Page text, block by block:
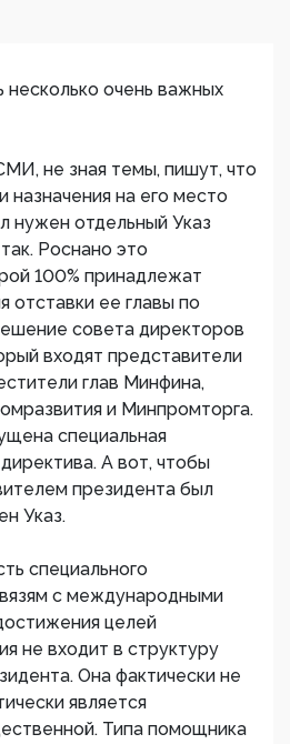
несколько очень важных
не зная темы, пишут, что
назначения на его место
нужен отдельный Указ
Роснано это
100% принадлежат
отставки ее главы по
совета директоров
входят представители
глав Минфина,
и Минпромторга.
специальная
А вот, чтобы
президента был
Указ.
специального
с международными
целей
не входит в структуру
Она фактически не
является
Типа помощника